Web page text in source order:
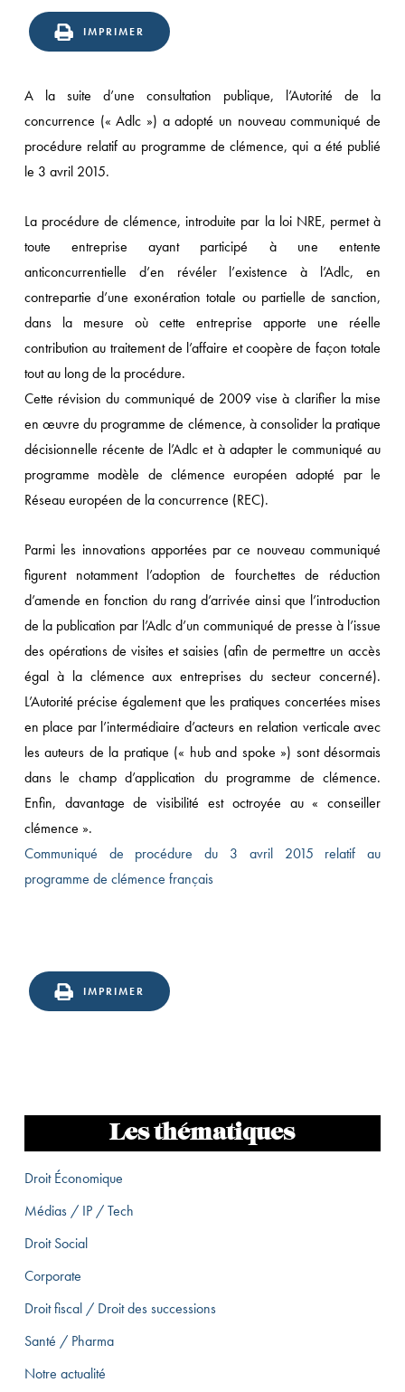
IMPRIMER
A la suite d’une consultation publique, l’Autorité de la
concurrence (« Adlc ») a adopté un nouveau communiqué de
procédure relatif au programme de clémence, qui a été publié
le 3 avril 2015.
La procédure de clémence, introduite par la loi NRE, permet à
toute entreprise ayant participé à une entente
anticoncurrentielle d’en révéler l’existence à l’Adlc, en
contrepartie d’une exonération totale ou partielle de sanction,
dans la mesure où cette entreprise apporte une réelle
contribution au traitement de l’affaire et coopère de façon totale
tout au long de la procédure.
Cette révision du communiqué de 2009 vise à clarifier la mise
en œuvre du programme de clémence, à consolider la pratique
décisionnelle récente de l’Adlc et à adapter le communiqué au
programme modèle de clémence européen adopté par le
Réseau européen de la concurrence (REC).
Parmi les innovations apportées par ce nouveau communiqué
figurent notamment l’adoption de fourchettes de réduction
d’amende en fonction du rang d’arrivée ainsi que l’introduction
de la publication par l’Adlc d’un communiqué de presse à l’issue
des opérations de visites et saisies (afin de permettre un accès
égal à la clémence aux entreprises du secteur concerné).
L’Autorité précise également que les pratiques concertées mises
en place par l’intermédiaire d’acteurs en relation verticale avec
les auteurs de la pratique (« hub and spoke ») sont désormais
dans le champ d’application du programme de clémence.
Enfin, davantage de visibilité est octroyée au « conseiller
clémence ».
Communiqué de procédure du 3 avril 2015 relatif au
programme de clémence français
IMPRIMER
Les thématiques
Droit Économique
Médias / IP / Tech
Droit Social
Corporate
Droit fiscal / Droit des successions
Santé / Pharma
Notre actualité